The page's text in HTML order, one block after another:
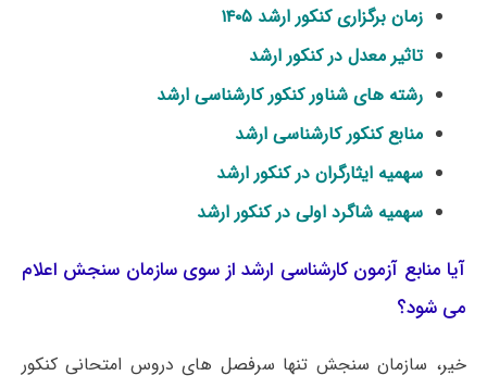
زمان برگزاری کنکور ارشد ۱۴۰۵
تاثیر معدل در کنکور ارشد
رشته های شناور کنکور کارشناسی ارشد
منابع کنکور کارشناسی ارشد
سهمیه ایثارگران در کنکور ارشد
سهمیه شاگرد اولی در کنکور ارشد
آیا منابع آزمون کارشناسی ارشد از سوی سازمان سنجش اعلام
می شود؟
خیر، سازمان سنجش تنها سرفصل های دروس امتحانی کنکور